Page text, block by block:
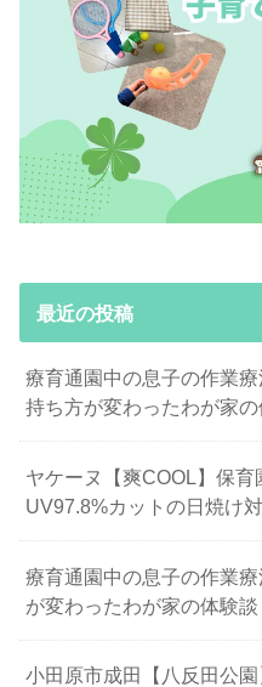
最近の投稿
療育通園中の息子の作業
持ち方が変わったわが家
ヤケーヌ【爽COOL】保
UV97.8%カットの日焼け
療育通園中の息子の作業
が変わったわが家の体験談
小田原市成田【八反田公